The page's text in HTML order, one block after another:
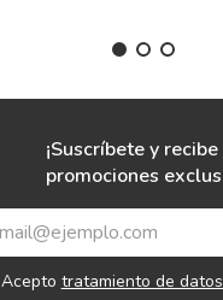
¡Suscríbete y recibe
promociones
Acepto tratamiento de